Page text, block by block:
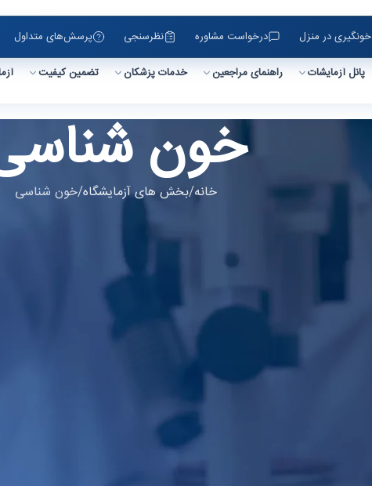
خونگیری در منزل درخواست مشاوره نظرسنجی پرسش‌های متداول
پانل آزمایشات راهنمای مراجعین خدمات پزشکان تضمین کیفیت
خون
خانه بخش های آزمایشگاه خون شناسی